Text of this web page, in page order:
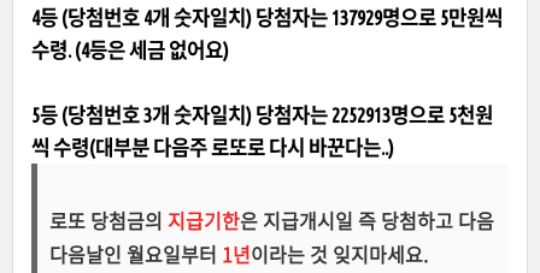
4등 (당첨번호 4개 숫자일치) 당첨자는 137929명으로 5만원씩
수령.(4등은 세금 없어요)
5등 (당첨번호 3개 숫자일치) 당첨자는 2252913명으로 5천원
씩 수령(대부분 다음주 로또로 다시 바꾼다는..)
로또 당첨금의 지급기한은 지급개시일 즉 당첨하고 다음
다음날인 월요일부터 1년이라는 것 잊지마세요.